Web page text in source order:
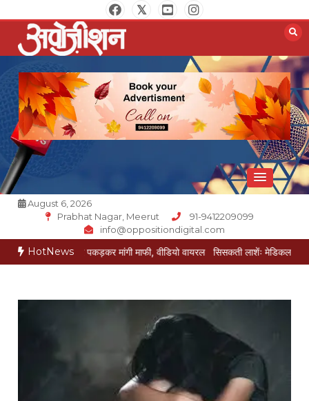
to
content
Opposition Digital
August 6, 2026
Prabhat Nagar, Meerut
91-9412209099
info@oppositiondigital.com
HotNews
ने पैर पकड़कर मांगी माफी, वीडियो वायरल सिसकती लाशेंः मेडिकल के लावारिस वार्ड में